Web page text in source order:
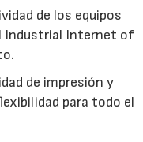
de los equipos
Industrial Internet of
de impresión y
para todo el